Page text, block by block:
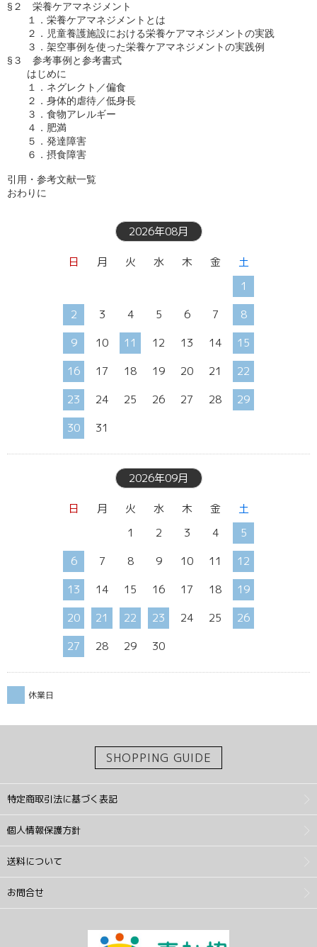
§２　栄養ケアマネジメント
１．栄養ケアマネジメントとは
２．児童養護施設における栄養ケアマネジメントの実践
３．架空事例を使った栄養ケアマネジメントの実践例
§３　参考事例と参考書式
はじめに
１．ネグレクト／偏食
２．身体的虐待／低身長
３．食物アレルギー
４．肥満
５．発達障害
６．摂食障害
引用・参考文献一覧
おわりに
2026年08月
日 月 火 水 木 金
土
1
2
3 4 5 6 7
8
9
10 11 12 13 14
15
16
17 18 19 20 21
22
23
24 25 26 27 28
29
30
31
2026年09月
日 月 火 水 木 金
土
1
2 3 4
5
6
7 8 9 10 11
12
13
14 15 16 17 18
19
20
21 22 23 24 25
26
27
28 29 30
休業日
SHOPPING GUIDE
特定商取引法に基づく表記
個人情報保護方針
送料について
お問合せ